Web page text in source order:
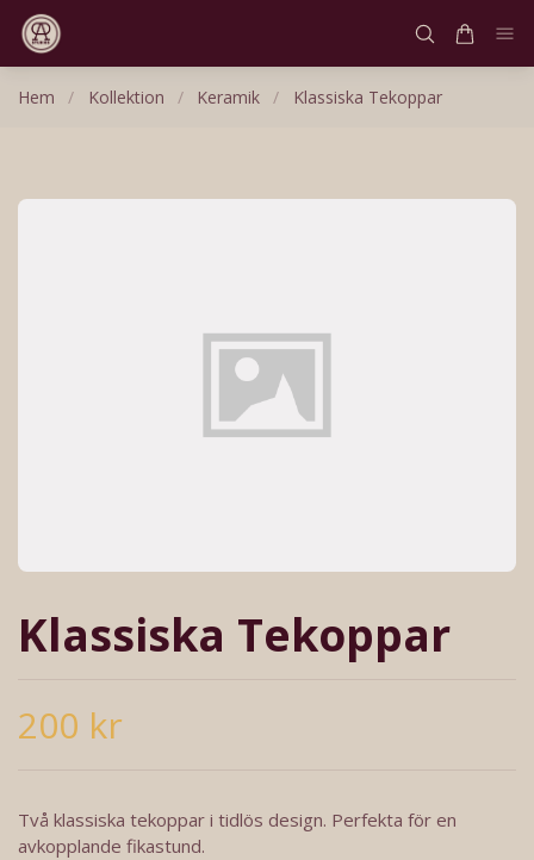
Hem / Kollektion / Keramik / Klassiska Tekoppar
Klassiska Tekoppar
200 kr
Två klassiska tekoppar i tidlös design. Perfekta för en
avkopplande fikastund.